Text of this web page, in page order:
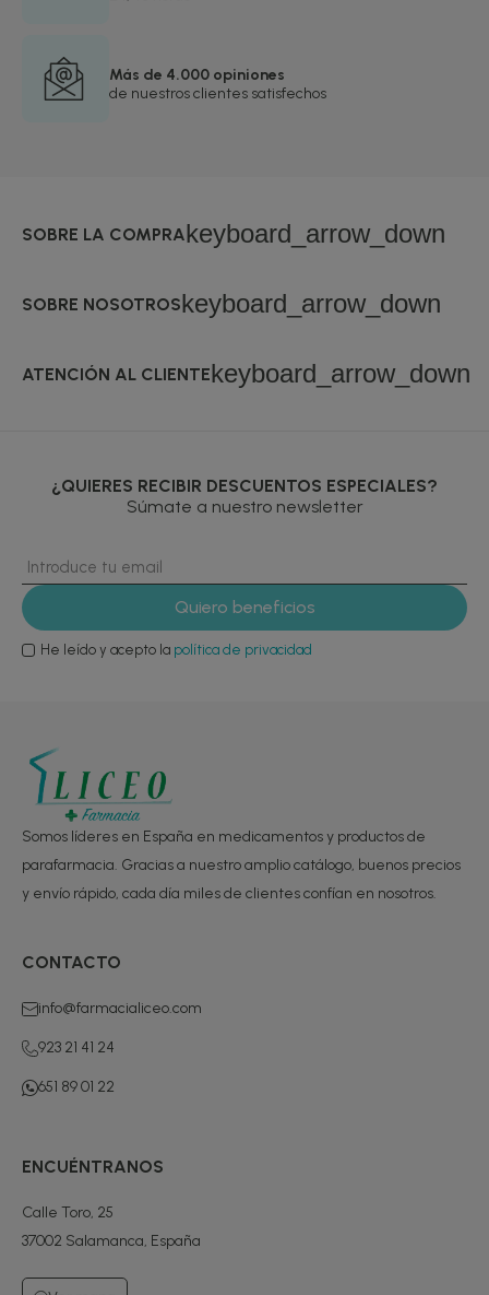
Más de 4.000 opiniones
de nuestros clientes satisfechos
SOBRE LA COMPRAkeyboard_arrow_down
SOBRE NOSOTROSkeyboard_arrow_down
ATENCIÓN AL CLIENTEkeyboard_arrow_down
¿QUIERES RECIBIR DESCUENTOS ESPECIALES?
Súmate a nuestro newsletter
He leído y acepto la política de privacidad
Somos líderes en España en medicamentos y productos de
parafarmacia. Gracias a nuestro amplio catálogo, buenos precios
y envío rápido, cada día miles de clientes confían en nosotros.
CONTACTO
info@farmacialiceo.com
923 21 41 24
651 89 01 22
ENCUÉNTRANOS
Calle Toro, 25
37002 Salamanca, España